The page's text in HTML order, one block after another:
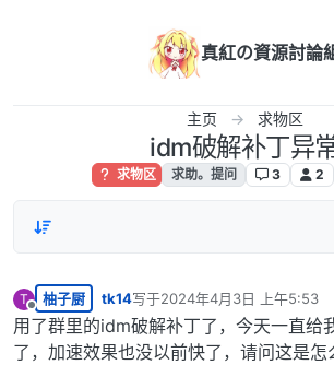
真紅の資源討論
主页 求物区
idm破解补丁异
求物区 求助。提问 3 2
T
离线
柚子厨 tk14写于2024年4月3日 上午5:53
最后由 编辑
用了群里的idm破解补丁了，今天一直给
了，加速效果也没以前快了，请问这是怎